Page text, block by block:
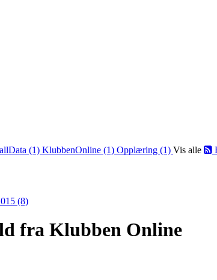
(1) KlubbenOnline (1) Opplæring (1) Vis alle
(8)
fra Klubben Online